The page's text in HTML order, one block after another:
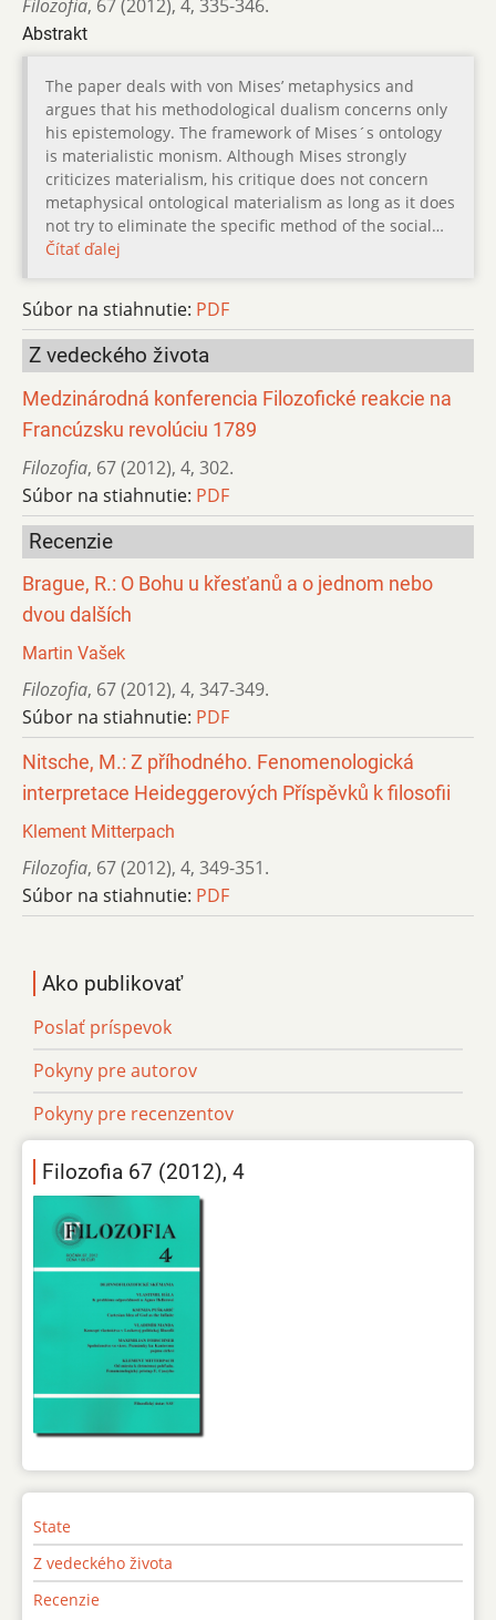
Filozofia, 67 (2012), 4, 335-346.
Abstrakt
The paper deals with von Mises’ metaphysics and
argues that his methodological dualism concerns only
his epistemology. The framework of Mises´s ontology
is materialistic monism. Although Mises strongly
criticizes materialism, his critique does not concern
metaphysical ontological materialism as long as it does
not try to eliminate the specific method of the social…
Čítať ďalej
Súbor na stiahnutie: PDF
Z vedeckého života
Medzinárodná konferencia Filozofické reakcie na
Francúzsku revolúciu 1789
Filozofia, 67 (2012), 4, 302.
Súbor na stiahnutie: PDF
Recenzie
Brague, R.: O Bohu u křesťanů a o jednom nebo
dvou dalších
Martin Vašek
Filozofia, 67 (2012), 4, 347-349.
Súbor na stiahnutie: PDF
Nitsche, M.: Z příhodného. Fenomenologická
interpretace Heideggerových Příspěvků k filosofii
Klement Mitterpach
Filozofia, 67 (2012), 4, 349-351.
Súbor na stiahnutie: PDF
Ako publikovať
Poslať príspevok
Pokyny pre autorov
Pokyny pre recenzentov
Filozofia 67 (2012), 4
State
Z vedeckého života
Recenzie